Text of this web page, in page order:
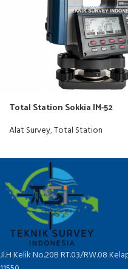
Total Station Sokkia IM-52
Alat Survey,Total Station
Jl.H Kelik No.20B RT.03/RW.08